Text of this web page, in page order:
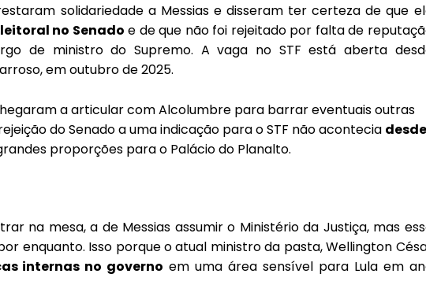
solidariedade a Messias e disseram ter certeza de que
no Senado e de que não foi rejeitado por falta de
de ministro do Supremo. A vaga no STF está aberta
em outubro de 2025.
a articular com Alcolumbre para barrar eventuais outras
do Senado a uma indicação para o STF não acontecia desde
proporções para o Palácio do Planalto.
na mesa, a de Messias assumir o Ministério da Justiça, mas
enquanto. Isso porque o atual ministro da pasta, Wellington
internas no governo em uma área sensível para Lula em